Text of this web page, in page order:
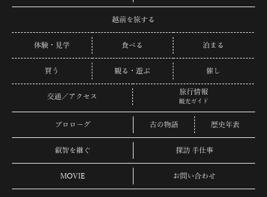
越前を旅する
体験・見学 食べる 泊まる
買う 観る・遊ぶ 催し
交通／アクセス
旅行情報
観光ガイド
プロローグ 古の物語 歴史年表
叡智を継ぐ 探訪 手仕事
MOVIE お問い合わせ